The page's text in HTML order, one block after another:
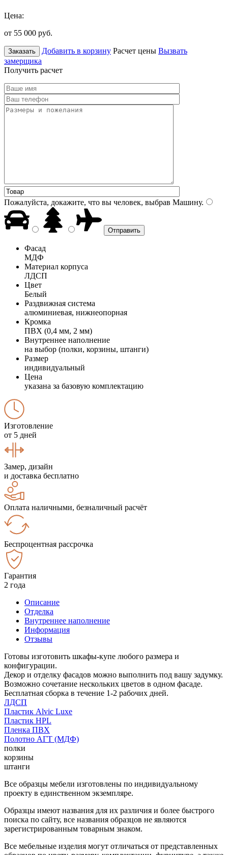
Цена:
от 55 000 руб.
Заказать Добавить в корзину Расчет цены Вызвать
замерщика
Получить расчет
Пожалуйста, докажите, что вы человек, выбрав Машину.
Фасад
МДФ
Материал корпуса
ЛДСП
Цвет
Белый
Раздвижная система
алюминиевая, нижнеопорная
Кромка
ПВХ (0,4 мм, 2 мм)
Внутреннее наполнение
на выбор (полки, корзины, штанги)
Размер
индивидуальный
Цена
указана за базовую комплектацию
Изготовление
от 5 дней
Замер, дизайн
и доставка бесплатно
Оплата наличными, безналичный расчёт
Беспроцентная рассрочка
Гарантия
2 года
Описание
Отделка
Внутреннее наполнение
Информация
Отзывы
Готовы изготовить шкафы-купе любого размера и
конфигурации.
Декор и отделку фасадов можно выполнить под вашу задумку.
Возможно сочетание нескольких цветов в одном фасаде.
Бесплатная сборка в течение 1-2 рабочих дней.
ЛДСП
Пластик Alvic Luxe
Пластик HPL
Пленка ПВХ
Полотно АГТ (МДФ)
полки
корзины
штанги
Все образцы мебели изготовлены по индивидуальному
проекту в единственном экземпляре.
Образцы имеют названия для их различия и более быстрого
поиска по сайту, все названия образцов не являются
зарегистрированным товарным знаком.
Все мебельные изделия могут отличаться от представленных